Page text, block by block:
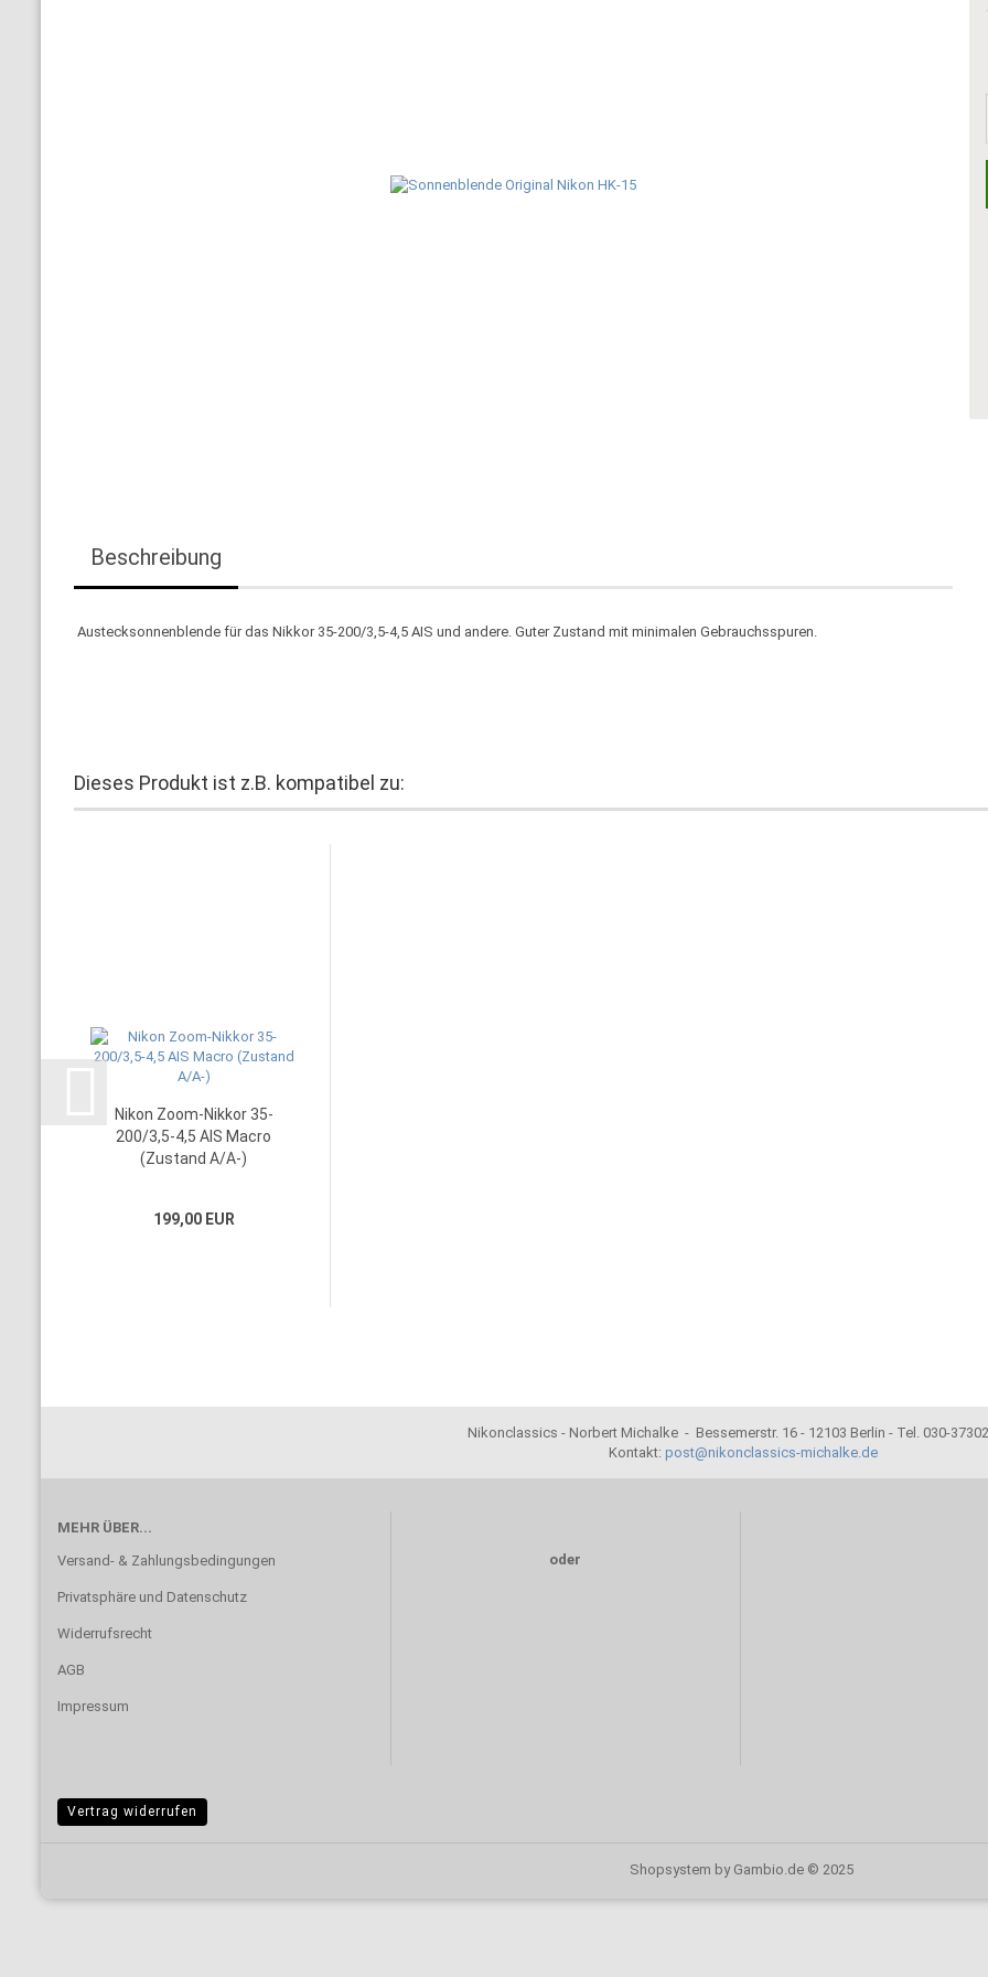
Beschreibung
Austecksonnenblende für das Nikkor 35-200/3,5-4,5 AIS und andere. Guter Zustand mit minimalen Gebrauchsspuren.
Dieses Produkt ist z.B. kompatibel zu:
Nikon Zoom-Nikkor 35-
200/3,5-4,5 AIS Macro
(Zustand A/A-)
199,00 EUR
Nikonclassics - Norbert Michalke - Bessemerstr. 16 - 12103 Berlin - Tel. 030-
Kontakt: post@nikonclassics-michalke.de
MEHR ÜBER...
Versand- & Zahlungsbedingungen
Privatsphäre und Datenschutz
Widerrufsrecht
AGB
Impressum
oder
Vertrag widerrufen
Shopsystem by Gambio.de © 2025